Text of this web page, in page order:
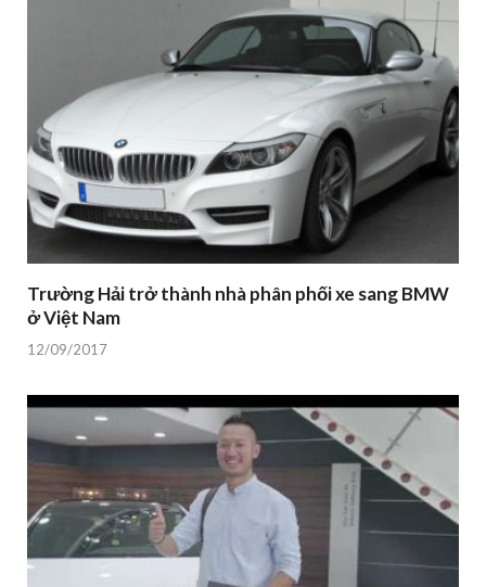
Trường Hải trở thành nhà phân phối xe sang BMW
ở Việt Nam
12/09/2017